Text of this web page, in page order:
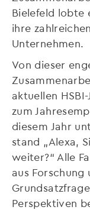
Bielefeld lobte
ihre
Unternehmen.
Von dieser
aktuellen
zum
diesem Jahr
stand „Alexa,
weiter?“ Alle
aus Forschung
Perspektiven